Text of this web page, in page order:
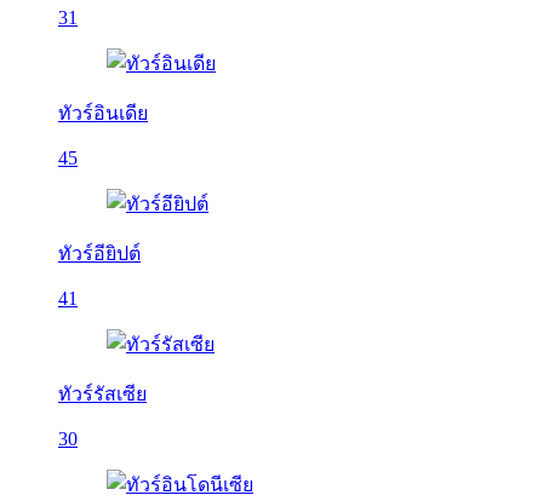
31
ทัวร์อินเดีย
45
ทัวร์อียิปต์
41
ทัวร์รัสเซีย
30